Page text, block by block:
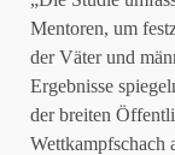
Mentoren, um
der Väter und
Ergebnisse
der breiten
Wettkampfschach